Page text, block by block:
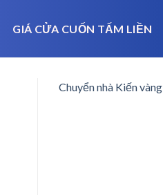
GIÁ CỬA CUỐN TẤM LIỀN
Chuyển nhà Kiến vàng